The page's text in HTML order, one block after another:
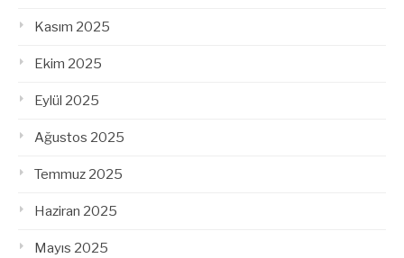
Kasım 2025
Ekim 2025
Eylül 2025
Ağustos 2025
Temmuz 2025
Haziran 2025
Mayıs 2025